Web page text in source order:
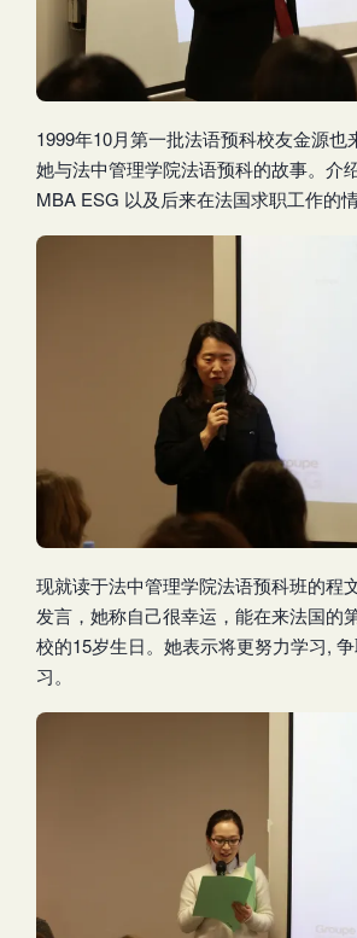
1999年10月第一批法语预科校友金源也
她与法中管理学院法语预科的故事。介
MBA ESG 以及后来在法国求职工作的情
现就读于法中管理学院法语预科班的程
发言，她称自己很幸运，能在来法国的
校的15岁生日。她表示将更努力学习,
习。